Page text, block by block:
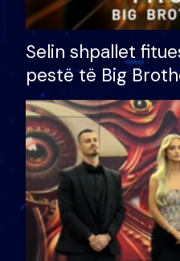
Selin shpallet
pestë të Big
çmimin e madh